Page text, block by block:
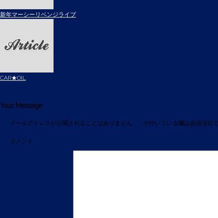
新年マーシーリベンジライブ
CAR★OIL
Your Message
メールアドレスが公開されることはありません。 * が付いている欄は必須項目
コメント